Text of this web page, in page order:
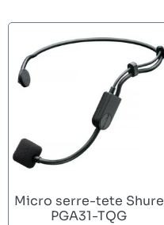
Micro serre-tete Shure
PGA31-TQG